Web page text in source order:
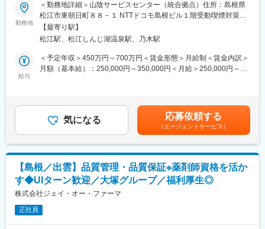
■職務内容：
富士フイルムグループが提供する医療機器の設置・保守・技術サ
ポートを担当いただきます。
既に導入されているクリニックを中心に、オンコール呼び出しを
含み1日2～3件程度の訪問で、点検・メンテナンス・不具合対応
を行います。
■職務内容詳細：
主にCR（デジタル画像診断システム・エックスレイフィルム自動
効率的運用のご提案、開発部門へのフィードバック等、安心して
ユーザーに同社の医療機器をご使用いただけるよう様々な側面か
らサービス＆サポートするポジションです。 サポート＆サービス
の品質を高め、お客様にご提案することで、お客様からの信頼や
安心を獲得いただきます。
■研修制度について：
勤務地
＜勤務地詳細＞山陰サービスセンター（統合拠点）住所：島根県
松江市東朝日町８８－１ NTTドコモ島根ビル１階受動喫煙対策：
屋内全面禁煙変更の範囲：会社の定める事業所（リモートワーク
含む）
【最寄り駅】
松江駅、松江しんじ湖温泉駅、乃木駅
給与
＜予定年収＞450万円～700万円＜賃金形態＞月給制＜賃金内訳＞
月額（基本給）：250,000円～350,000円＜月給＞250,000円～
気になる 応募依頼する
（エージェントサービス）
【島根／出雲】品質管理・品質保証※薬剤師資格を活か
す◆UIターン歓迎／大塚グループ／福利厚生◎
株式会社ジェイ・オー・ファーマ
正社員